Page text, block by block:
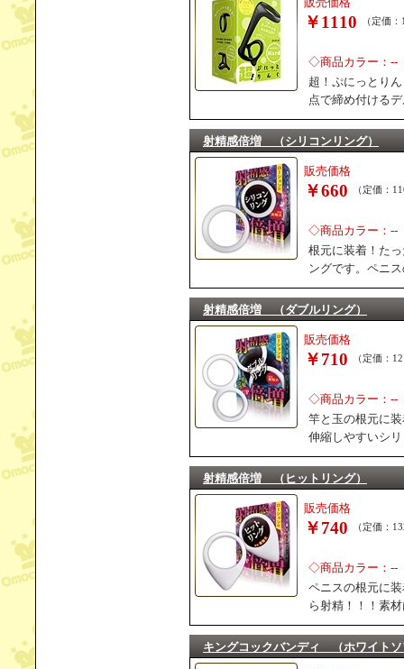
￥1110 （定価
◇商品カラー：--
超！ぷにっとり
点で締め付ける
射精感倍増 （シリコンリング）
販売価格
￥660 （定価：
◇商品カラー：--
根元に装着！た
ングです。ペニ
射精感倍増 （ダブルリング）
販売価格
￥710 （定価：
◇商品カラー：--
竿と玉の根元に
伸縮しやすいシ
射精感倍増 （ヒットリング）
販売価格
￥740 （定価：
◇商品カラー：--
ペニスの根元に
ら射精！！！素
キングコックバンディ （ホワイトソ